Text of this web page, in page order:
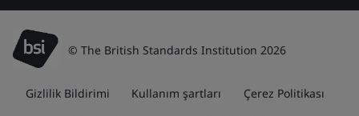
© The British Standards Institution 2026
Gizlilik Bildirimi Kullanım şartları Çerez Politikası